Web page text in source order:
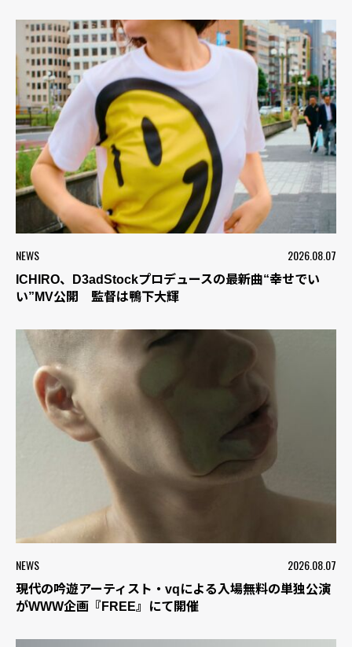
NEWS 2026.08.07
ICHIRO、D3adStockプロデュースの最新曲“幸せでい
い”MV公開 監督は鴨下大輝
NEWS 2026.08.07
現代の吟遊アーティスト・vqによる入場無料の単独公演
がWWW企画『FREE』にて開催